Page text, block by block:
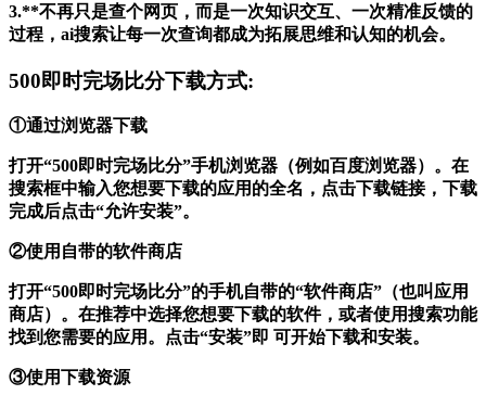
3.**不再只是查个网页，而是一次知识交互、一次精准反馈的
过程，ai搜索让每一次查询都成为拓展思维和认知的机会。
500即时完场比分下载方式:
①通过浏览器下载
打开“500即时完场比分”手机浏览器（例如百度浏览器）。在
搜索框中输入您想要下载的应用的全名，点击下载链接，下载
完成后点击“允许安装”。
②使用自带的软件商店
打开“500即时完场比分”的手机自带的“软件商店”（也叫应用
商店）。在推荐中选择您想要下载的软件，或者使用搜索功能
找到您需要的应用。点击“安装”即 可开始下载和安装。
③使用下载资源